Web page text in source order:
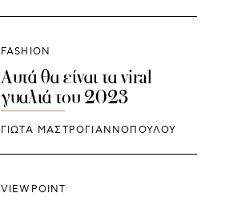
FASHION
Αυτά θα είναι τα viral
γυαλιά του 2023
ΓΙΩΤΑ ΜΑΣΤΡΟΓΙΑΝΝΟΠΟΥΛΟΥ
VIEWPOINT